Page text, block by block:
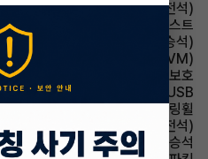
시트 전동시트(운전석)
헤드램프 하이빔 어시스트
시트 통풍시트(동승석)
주차보조 어라운드뷰(AVM)
에어백 무릎보호
유무선단자 USB
스티어링휠 속도감응식 스티어링휠
시트 통풍시트(운전석)
에어백 동승석